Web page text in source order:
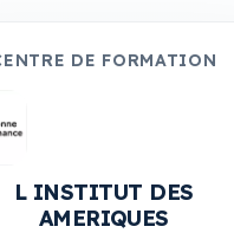
DE FORMATION
L INSTITUT DES
AMERIQUES